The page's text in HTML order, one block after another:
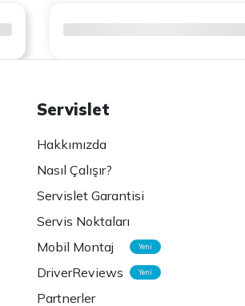
Servislet
Hakkımızda
Nasıl Çalışır?
Servislet Garantisi
Servis Noktaları
Mobil Montaj
Yeni
DriverReviews Yeni
Partnerler